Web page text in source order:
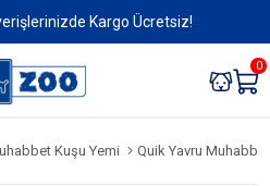
Kargo Ücretsiz!
0
Kuşu Yemi Quik Yavru